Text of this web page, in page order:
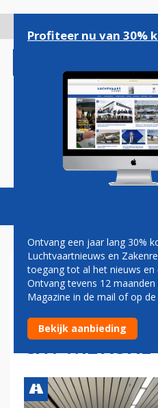
gaan
Magazine
BEVEILIGERS
OVER NIEUWE
CNV WIL ACTIE
Profiteer nu van 30%
Ontvang een jaar lang 30%
Luchtvaartnieuws en
toegang tot al het nieuws en
Ontvang tevens 12
Magazine in de mail of op
Bekijk aanbieding